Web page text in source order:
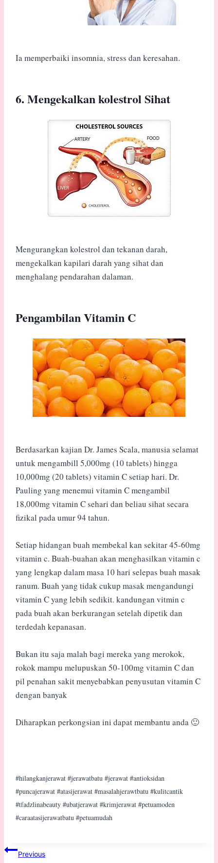
Ia memperbaiki insomnia, stress dan keresahan.
6. Mengekalkan kolestrol Sihat
Mengurangkan kolestrol dan tekanan darah,
mengekalkan kapilari darah yang sihat dan
menghalang pendarahan dalaman.
Pengambilan Vitamin C
Berdasarkan kajian Dr. James Scala, manusia selamat
untuk mengambill 5,000mg (10 tablets) hingga
10,000mg (20 tablets) vitamin C setiap hari. Dr.
Pauling yang menemui vitamin C mengambil
18,000mg vitamin C sehari dan beliau sihat secara
fizikal pada umur 94 tahun.
Setiap hidangan buah membekal kan sekitar 45-60mg
vitamin c. Buah-buahan akan menghasilkan vitamin c
yang lengkap dalam masa 10 hari selepas buah masak
ranum. Buah yang tidak cukup masak mengandungi
vitamin C yang lebih sedikit. kandungan vitmin c
pada buah akan berkurangan setelah dipetik dan
terdedah kepanasan.
Bukan itu saja malah bagi mereka yang merokok,
rokok mampu melupuskan 50-100mg vitamin C dan
pil penahan sakit menyebabkan penyusutan vitamin C
dengan banyak
Diharapkan perkongsian ini dapat membantu anda 🙂
#hilangkanjerawat #jerawatbatu #jerawat #antioksidan
#puncajerawat #atasijerawat #masalahjerawtbatu #kulitcantik
#tfadzlinabeauty #ubatjerawat #krimjerawat #petuamoden
#caraatasijerawatbatu #petuamudah
Post
Previous